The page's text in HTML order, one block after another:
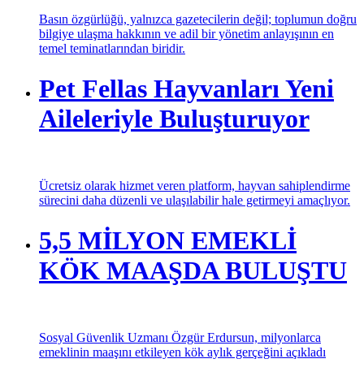
Basın özgürlüğü, yalnızca gazetecilerin değil; toplumun doğru
bilgiye ulaşma hakkının ve adil bir yönetim anlayışının en
temel teminatlarından biridir.
Pet Fellas Hayvanları Yeni
Aileleriyle Buluşturuyor
Ücretsiz olarak hizmet veren platform, hayvan sahiplendirme
sürecini daha düzenli ve ulaşılabilir hale getirmeyi amaçlıyor.
5,5 MİLYON EMEKLİ
KÖK MAAŞDA BULUŞTU
Sosyal Güvenlik Uzmanı Özgür Erdursun, milyonlarca
emeklinin maaşını etkileyen kök aylık gerçeğini açıkladı